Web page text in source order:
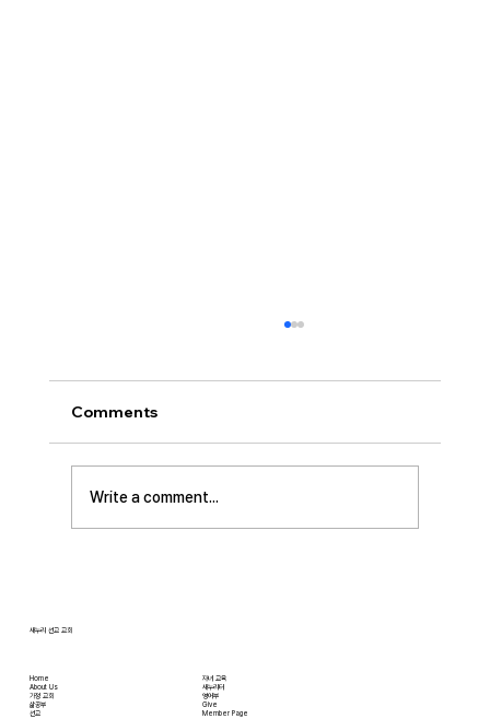
오늘날 성도로서 올바른 신앙생활을 하는 데 걸
림돌이 되는 세 가지가 있습니다. 첫째는 안일주
의입니다. 산업혁명 이후 급속도로 발전한 물질
문명은 우리의 삶을 매우 편리하게 만들어 주었
Comments
Write a comment...
Home
About Us
​가정 교회
​삶공부
​선교
자녀 교육
새누리터
영어부
Give
Member Page
새누리 선교 교회